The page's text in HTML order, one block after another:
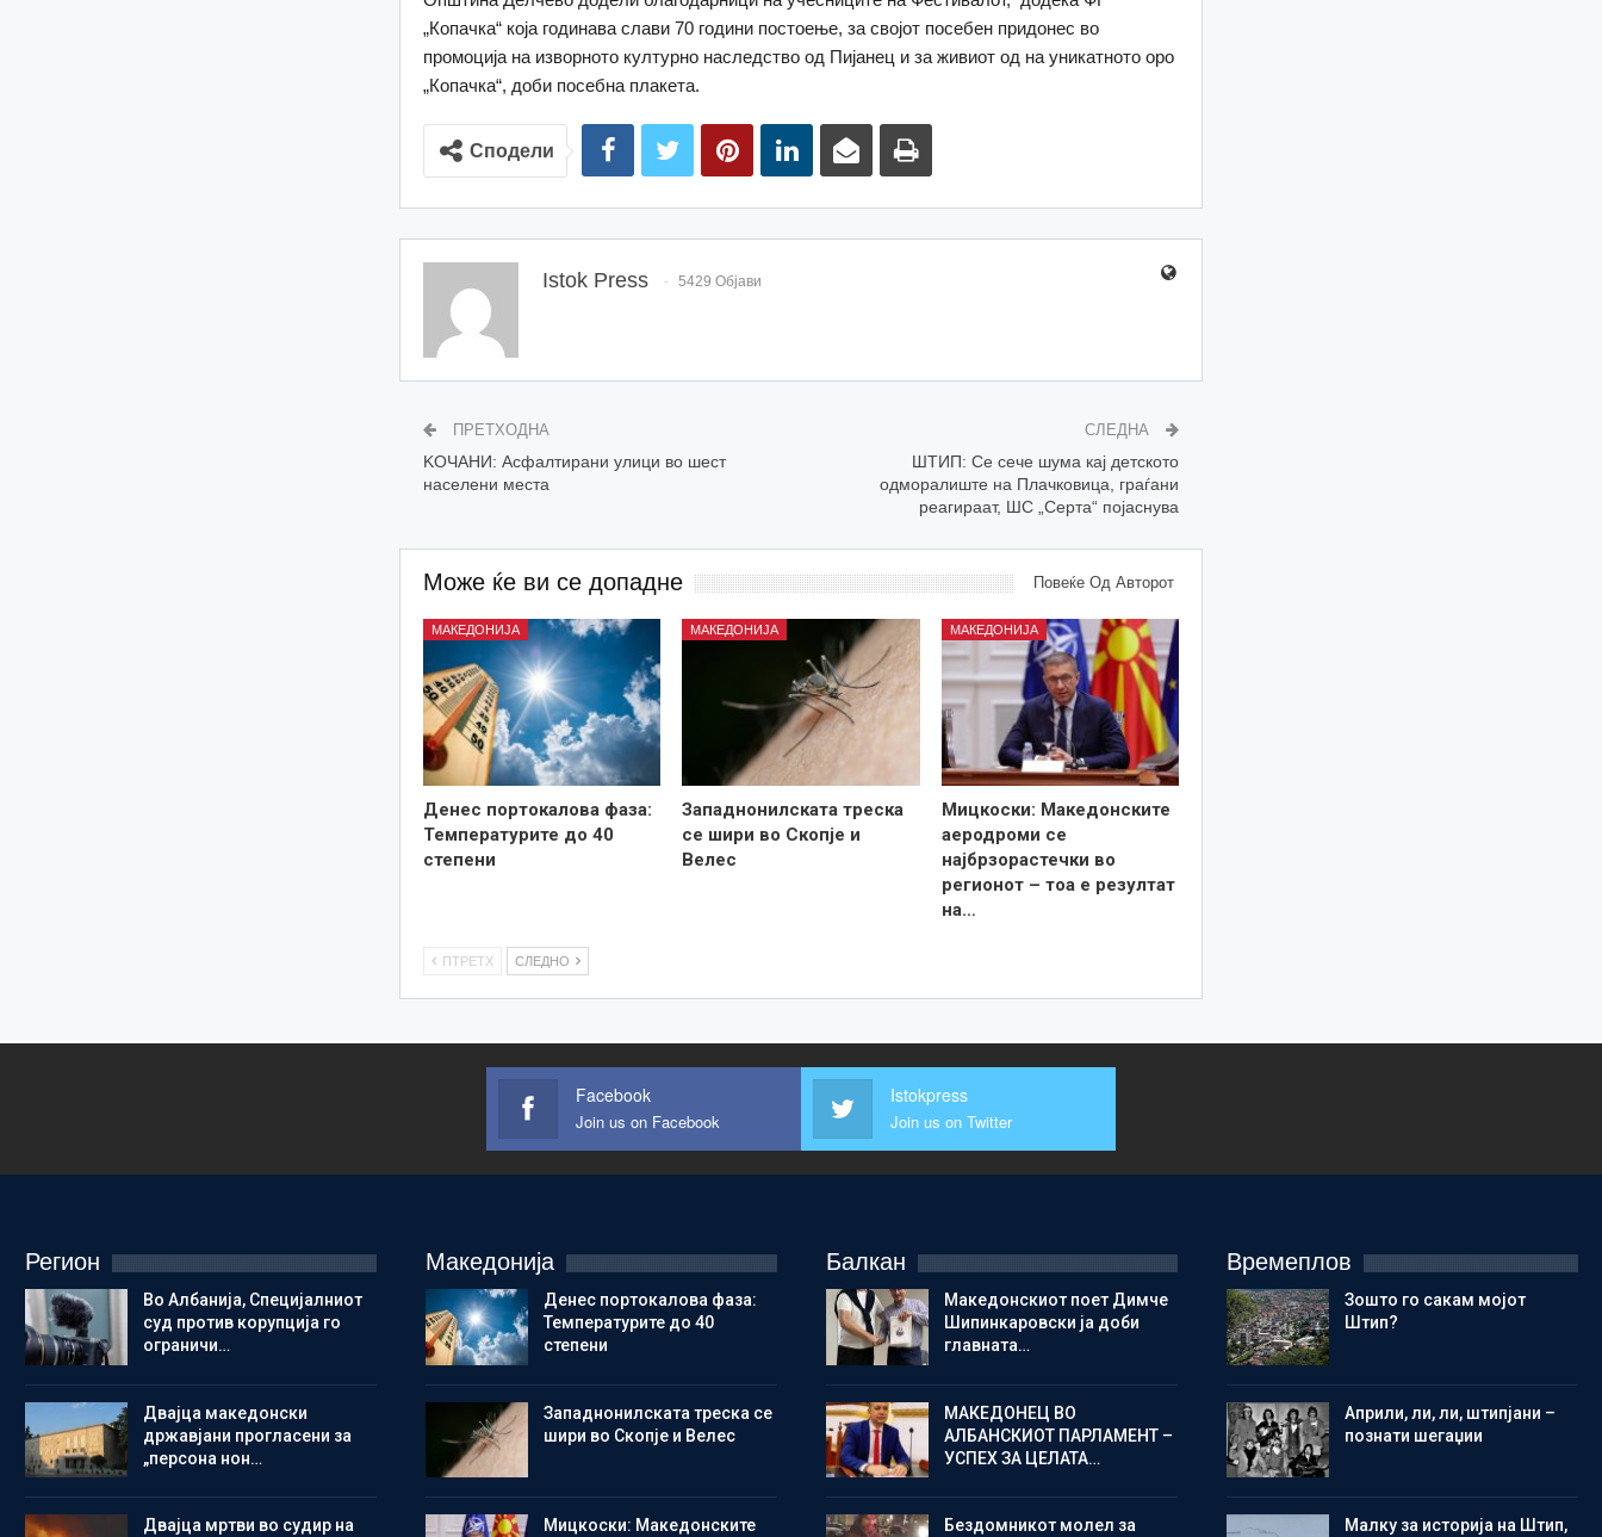
„Копачка“ која годинава слави 70 години постоење, за својот посебен придонес во
промоција на изворното културно наследство од Пијанец и за живиот од на уникатното оро
„Копачка“, доби посебна плакета.
Сподели
Istok Press 5429 Објави
ПРЕТХОДНА
KOЧАНИ: Асфалтирани улици во шест
населени места
СЛЕДНА
ШТИП: Се сече шума кај детското
одморалиште на Плачковица, граѓани
реагираат, ШС „Серта“ појаснува
Може ќе ви се допадне Повеќе Од Авторот
МАКЕДОНИЈА
Денес портокалова фаза:
Температурите до 40
степени
МАКЕДОНИЈА
Западнонилската треска
се шири во Скопје и
Велес
МАКЕДОНИЈА
Мицкоски: Македонските
аеродроми се
најбрзорастечки во
регионот – тоа е резултат
на…
ПТРЕТХ СЛЕДНО
Facebook
Join us on Facebook
Istokpress
Join us on Twitter
Регион
Во Албанија, Специјалниот
суд против корупција го
ограничи…
Двајца македонски
државјани прогласени за
„персона нон…
Двајца мртви во судир на
Македонија
Денес портокалова фаза:
Температурите до 40
степени
Западнонилската треска се
шири во Скопје и Велес
Мицкоски: Македонските
Балкан
Македонскиот поет Димче
Шипинкаровски ја доби
главната…
МАКЕДОНЕЦ ВО
АЛБАНСКИОТ ПАРЛАМЕНТ –
УСПЕХ ЗА ЦЕЛАТА…
Бездомникот молел за
Времеплов
Зошто го сакам мојот
Штип?
Aприли, ли, ли, штипјани –
познати шегаџии
Малку за историја на Штип,